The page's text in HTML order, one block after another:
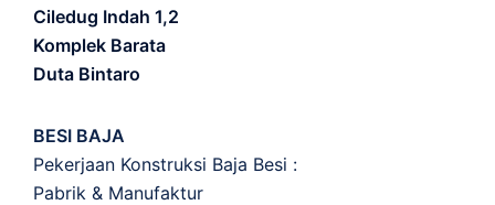
Ciledug Indah 1,2
Komplek Barata
Duta Bintaro
BESI BAJA
Pekerjaan Konstruksi Baja Besi :
Pabrik & Manufaktur